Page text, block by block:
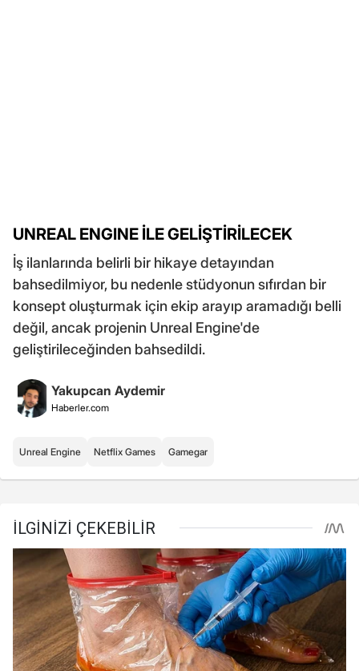
UNREAL ENGINE İLE GELİŞTİRİLECEK
İş ilanlarında belirli bir hikaye detayından
bahsedilmiyor, bu nedenle stüdyonun sıfırdan bir
konsept oluşturmak için ekip arayıp aramadığı belli
değil, ancak projenin Unreal Engine'de
geliştirileceğinden bahsedildi.
Yakupcan Aydemir
Haberler.com
Unreal Engine Netflix Games Gamegar